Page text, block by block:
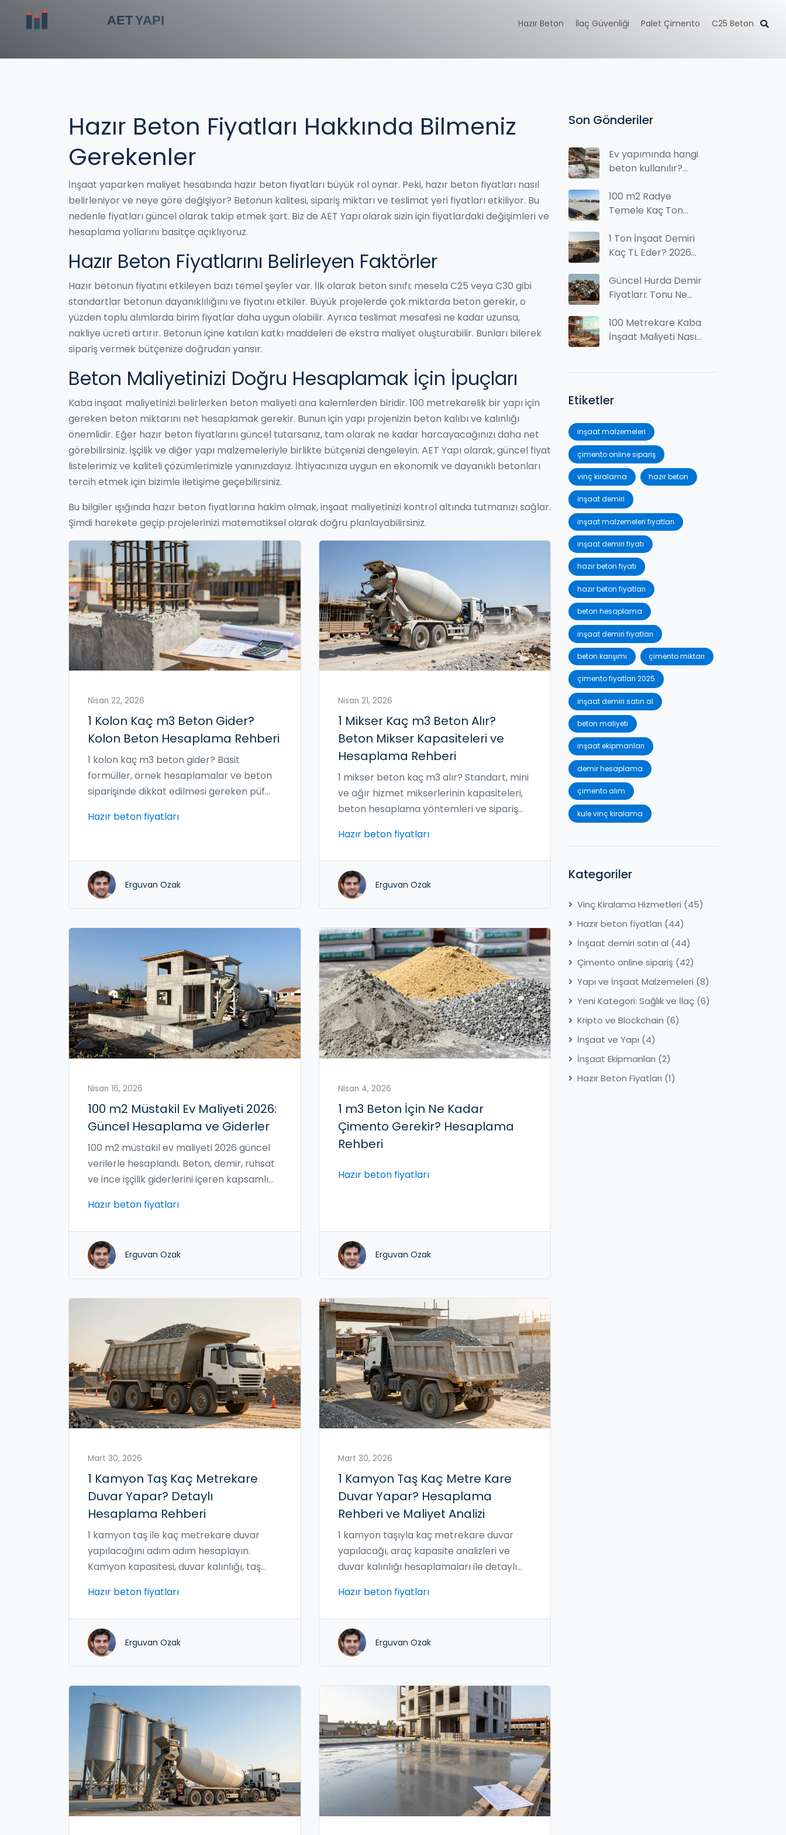
Hazır Beton İlaç Güvenliği Palet Çimento C25 Beton
Hazır Beton Fiyatları Hakkında Bilmeniz
Gerekenler
İnşaat yaparken maliyet hesabında hazır beton fiyatları büyük rol oynar. Peki, hazır beton fiyatları nasıl
belirleniyor ve neye göre değişiyor? Betonun kalitesi, sipariş miktarı ve teslimat yeri fiyatları etkiliyor. Bu
nedenle fiyatları güncel olarak takip etmek şart. Biz de AET Yapı olarak sizin için fiyatlardaki değişimleri ve
hesaplama yollarını basitçe açıklıyoruz.
Hazır Beton Fiyatlarını Belirleyen Faktörler
Hazır betonun fiyatını etkileyen bazı temel şeyler var. İlk olarak beton sınıfı; mesela C25 veya C30 gibi
standartlar betonun dayanıklılığını ve fiyatını etkiler. Büyük projelerde çok miktarda beton gerekir, o
yüzden toplu alımlarda birim fiyatlar daha uygun olabilir. Ayrıca teslimat mesafesi ne kadar uzunsa,
nakliye ücreti artırır. Betonun içine katılan katkı maddeleri de ekstra maliyet oluşturabilir. Bunları bilerek
sipariş vermek bütçenize doğrudan yansır.
Beton Maliyetinizi Doğru Hesaplamak İçin İpuçları
Kaba inşaat maliyetinizi belirlerken beton maliyeti ana kalemlerden biridir. 100 metrekarelik bir yapı için
gereken beton miktarını net hesaplamak gerekir. Bunun için yapı projenizin beton kalıbı ve kalınlığı
önemlidir. Eğer hazır beton fiyatlarını güncel tutarsanız, tam olarak ne kadar harcayacağınızı daha net
görebilirsiniz. İşçilik ve diğer yapı malzemeleriyle birlikte bütçenizi dengeleyin. AET Yapı olarak, güncel fiyat
listelerimiz ve kaliteli çözümlerimizle yanınızdayız. İhtiyacınıza uygun en ekonomik ve dayanıklı betonları
tercih etmek için bizimle iletişime geçebilirsiniz.
Bu bilgiler ışığında hazır beton fiyatlarına hakim olmak, inşaat maliyetinizi kontrol altında tutmanızı sağlar.
Şimdi harekete geçip projelerinizi matematiksel olarak doğru planlayabilirsiniz.
Nisan 22, 2026
1 Kolon Kaç m3 Beton Gider?
Kolon Beton Hesaplama Rehberi
1 kolon kaç m3 beton gider? Basit
formüller, örnek hesaplamalar ve beton
siparişinde dikkat edilmesi gereken püf
hesaplama rehberi.
Hazır beton fiyatları
Erguvan Ozak
Nisan 21, 2026
1 Mikser Kaç m3 Beton Alır?
Beton Mikser Kapasiteleri ve
Hesaplama Rehberi
1 mikser beton kaç m3 alır? Standart, mini
ve ağır hizmet mikserlerinin kapasiteleri,
beton hesaplama yöntemleri ve sipariş
Hazır beton fiyatları
Erguvan Ozak
Nisan 16, 2026
100 m2 Müstakil Ev Maliyeti 2026:
Güncel Hesaplama ve Giderler
100 m2 müstakil ev maliyeti 2026 güncel
verilerle hesaplandı. Beton, demir, ruhsat
ve ince işçilik giderlerini içeren kapsamlı
Hazır beton fiyatları
Erguvan Ozak
Nisan 4, 2026
1 m3 Beton İçin Ne Kadar
Çimento Gerekir? Hesaplama
Rehberi
Hazır beton fiyatları
Erguvan Ozak
Mart 30, 2026
1 Kamyon Taş Kaç Metrekare
Duvar Yapar? Detaylı
Hesaplama Rehberi
1 kamyon taş ile kaç metrekare duvar
yapılacağını adım adım hesaplayın.
Kamyon kapasitesi, duvar kalınlığı, taş
rehber.
Hazır beton fiyatları
Erguvan Ozak
Mart 30, 2026
1 Kamyon Taş Kaç Metre Kare
Duvar Yapar? Hesaplama
Rehberi ve Maliyet Analizi
1 kamyon taşıyla kaç metrekare duvar
yapılacağı, araç kapasite analizleri ve
duvar kalınlığı hesaplamaları ile detaylı
maliyetleri.
Hazır beton fiyatları
Erguvan Ozak
Son Gönderiler
Ev yapımında hangi
beton kullanılır?
rehber
100 m2 Radye
Temele Kaç Ton
Hesaplama Rehberi
1 Ton İnşaat Demiri
Kaç TL Eder? 2026
Satın Alma İpuçları
Güncel Hurda Demir
Fiyatları: Tonu Ne
Hesaplanır?
100 Metrekare Kaba
İnşaat Maliyeti Nasıl
Etiketler
inşaat malzemeleri
çimento online sipariş
vinç kiralama hazır beton
inşaat demiri
inşaat malzemeleri fiyatları
inşaat demiri fiyatı
hazır beton fiyatı
hazır beton fiyatları
beton hesaplama
inşaat demiri fiyatları
beton karışımı çimento miktarı
çimento fiyatları 2025
inşaat demiri satın al
beton maliyeti
inşaat ekipmanları
demir hesaplama
çimento alım
kule vinç kiralama
Kategoriler
Vinç Kiralama Hizmetleri (45)
Hazır beton fiyatları (44)
İnşaat demiri satın al (44)
Çimento online sipariş (42)
Yapı ve İnşaat Malzemeleri (8)
Yeni Kategori: Sağlık ve İlaç (6)
Kripto ve Blockchain (6)
İnşaat ve Yapı (4)
İnşaat Ekipmanları (2)
Hazır Beton Fiyatları (1)